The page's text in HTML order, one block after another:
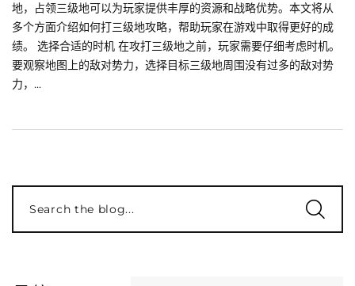
地，占领三级地可以为玩家提供丰厚的资源和战略优势。本文将从
多个方面介绍如何打三级地攻略，帮助玩家在游戏中取得更好的成
绩。 选择合适的时机 在攻打三级地之前，玩家需要仔细考虑时机。
要观察地图上的敌对势力，选择目标三级地周围没有过多的敌对势
力，...
Search the blog...